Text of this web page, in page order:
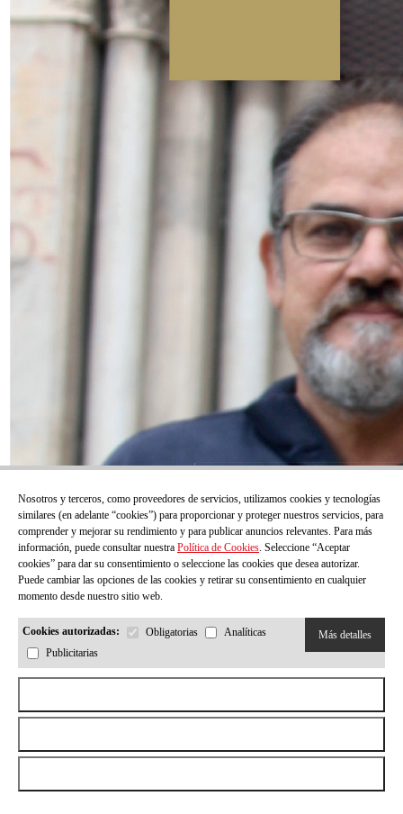
Nosotros y terceros, como proveedores de servicios, utilizamos cookies y tecnologías
similares (en adelante “cookies”) para proporcionar y proteger nuestros servicios, para
comprender y mejorar su rendimiento y para publicar anuncios relevantes. Para más
información, puede consultar nuestra Política de Cookies. Seleccione “Aceptar
cookies” para dar su consentimiento o seleccione las cookies que desea autorizar.
Puede cambiar las opciones de las cookies y retirar su consentimiento en cualquier
momento desde nuestro sitio web.
Cookies autorizadas: Obligatorias
Analíticas
Publicitarias
Más detalles